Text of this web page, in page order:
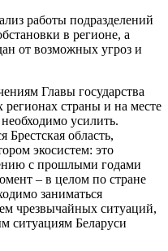
работы подразделений
в регионе, а
от возможных угроз и
Главы государства
регионах страны и на месте
усилить.
Брестская область,
экосистем: это
с прошлыми годами
– в целом по стране
заниматься
чрезвычайных ситуаций,
ситуациям Беларуси